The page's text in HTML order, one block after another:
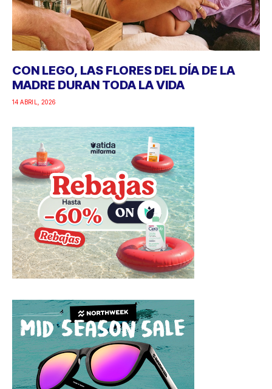
CON LEGO, LAS FLORES DEL DÍA DE LA
MADRE DURAN TODA LA VIDA
14 ABRIL, 2026